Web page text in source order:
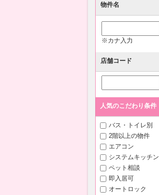
物件名
※カナ入力
店舗コード
人気のこだわり条件
バス・トイレ別
2階以上の物件
エアコン
システムキッチン
ペット相談
即入居可
オートロック